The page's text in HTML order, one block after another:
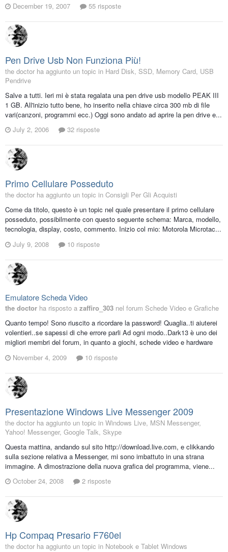
December 19, 2007
55 risposte
Pen Drive Usb Non Funziona Più!
the doctor ha aggiunto un topic in Hard Disk, SSD, Memory Card, USB
Pendrive
Salve a tutti. Ieri mi è stata regalata una pen drive usb modello PEAK III
1 GB. All'inizio tutto bene, ho inserito nella chiave circa 300 mb di file
vari(canzoni, programmi ecc.) Oggi sono andato ad aprire la pen drive e...
July 2, 2006
32 risposte
Primo Cellulare Posseduto
the doctor ha aggiunto un topic in Consigli Per Gli Acquisti
Come da titolo, questo è un topic nel quale presentare il primo cellulare
posseduto, possibilmente con questo seguente schema: Marca, modello,
tecnologia, display, costo, commento. Inizio col mio: Motorola Microtac...
July 9, 2008
10 risposte
Emulatore Scheda Video
the doctor ha risposto a zaffiro_303 nel forum Schede Video e Grafiche
Quanto tempo! Sono riuscito a ricordare la password! Quaglia..ti aiuterei
volentieri..se sapessi di che errore parli Ad ogni modo..Dark13 è uno dei
migliori membri del forum, in quanto a giochi, schede video e hardware
November 4, 2009
10 risposte
Presentazione Windows Live Messenger 2009
the doctor ha aggiunto un topic in Windows Live, MSN Messenger,
Yahoo! Messenger, Google Talk, Skype
Questa mattina, andando sul sito http://download.live.com, e clikkando
sulla sezione relativa a Messenger, mi sono imbattuto in una strana
immagine. A dimostrazione della nuova grafica del programma, viene...
October 24, 2008
2 risposte
Hp Compaq Presario F760el
the doctor ha aggiunto un topic in Notebook e Tablet Windows